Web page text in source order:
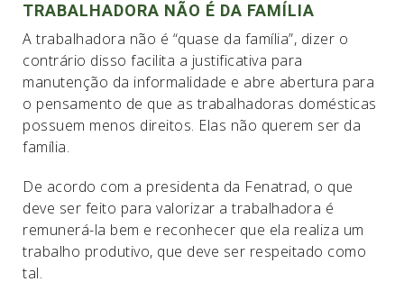
TRABALHADORA NÃO É DA FAMÍLIA
A trabalhadora não é “quase da família”, dizer o
contrário disso facilita a justificativa para
manutenção da informalidade e abre abertura para
o pensamento de que as trabalhadoras domésticas
possuem menos direitos. Elas não querem ser da
família.
De acordo com a presidenta da Fenatrad, o que
deve ser feito para valorizar a trabalhadora é
remunerá-la bem e reconhecer que ela realiza um
trabalho produtivo, que deve ser respeitado como
tal.